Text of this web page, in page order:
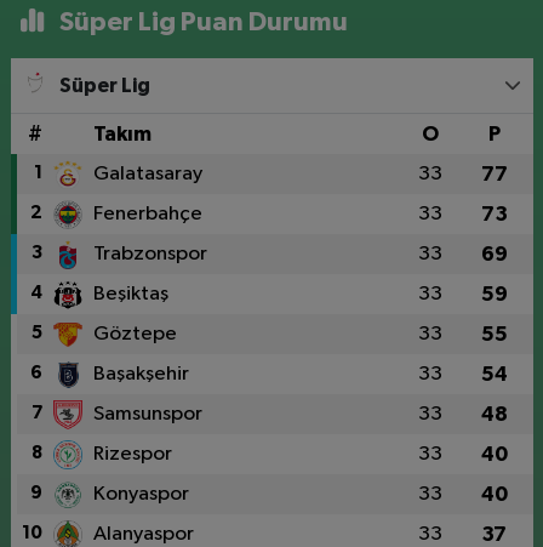
Süper Lig Puan Durumu
Süper Lig
# Takım O P
1 Galatasaray 33 77
2 Fenerbahçe 33 73
3 Trabzonspor 33 69
4 Beşiktaş 33 59
5 Göztepe 33 55
6 Başakşehir 33 54
7 Samsunspor 33 48
8 Rizespor 33 40
9 Konyaspor 33 40
10 Alanyaspor 33 37